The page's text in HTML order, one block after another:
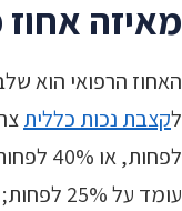
מאיזה אחוז
האחוז הרפואי הוא
לקצבת נכות כללית
לפחות,